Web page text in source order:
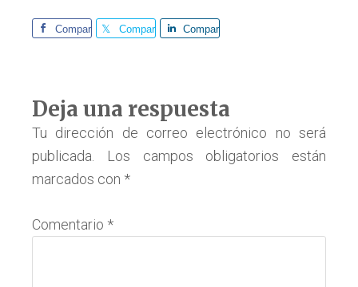
Comparte Comparte Comparte
Interacciones
con
los
Deja una respuesta
Tu dirección de correo electrónico no será
publicada.
Los campos obligatorios están
marcados con *
Comentario *